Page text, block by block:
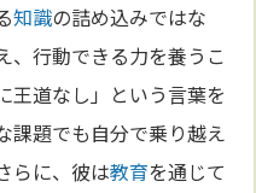
知識の詰め込みではな
、行動できる力を養うこ
王道なし」という言葉を
課題でも自分で乗り越え
らに、彼は教育を通じて